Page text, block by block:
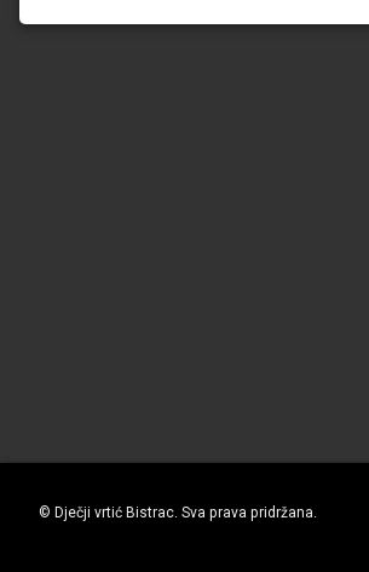
© Dječji vrtić Bistrac. Sva prava pridržana.